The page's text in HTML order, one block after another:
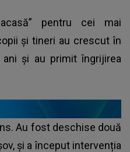
pentru cei mai
și tineri au crescut în
și au primit îngrijirea
Au fost deschise două
și a început intervenția